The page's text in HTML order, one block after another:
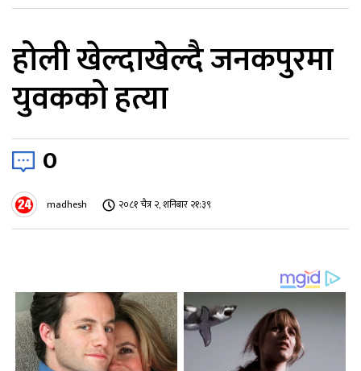
होली खेल्दाखेल्दै जनकपुरमा
युवकको हत्या
0
madhesh २०८१ चैत्र २, शनिबार २१:३९